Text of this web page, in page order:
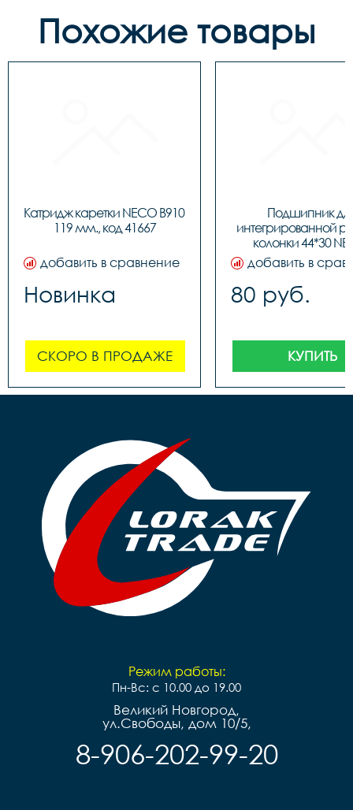
Похожие товары
Катридж каретки NECO B910
119 мм., код 41667
добавить в сравнение
Новинка
СКОРО В ПРОДАЖЕ
Подшипник
интегрированной
колонки 44*30
BBFHST11, код
добавить в
80 руб.
КУПИТЬ
Режим работы:
Пн-Вс: с 10.00 до 19.00
Великий Новгород,
ул.Свободы, дом 10/5,
8-906-202-99-20